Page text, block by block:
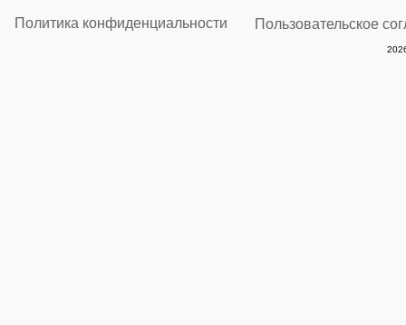
Политика конфиденциальности Пользовательское